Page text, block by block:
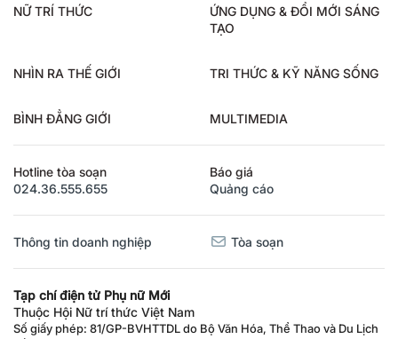
NỮ TRÍ THỨC
ỨNG DỤNG & ĐỔI MỚI SÁNG
TẠO
NHÌN RA THẾ GIỚI TRI THỨC & KỸ NĂNG SỐNG
BÌNH ĐẲNG GIỚI MULTIMEDIA
Hotline tòa soạn
024.36.555.655
Báo giá
Quảng cáo
Thông tin doanh nghiệp Tòa soạn
Tạp chí điện tử Phụ nữ Mới
Thuộc Hội Nữ trí thức Việt Nam
Số giấy phép: 81/GP-BVHTTDL do Bộ Văn Hóa, Thể Thao và Du Lịch